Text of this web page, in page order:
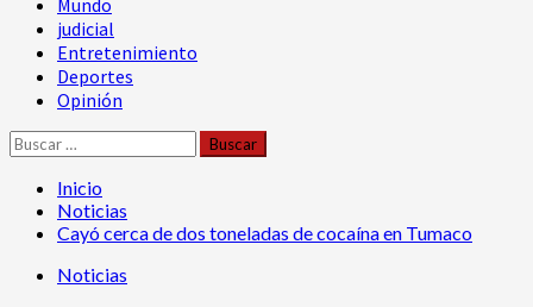
Mundo
judicial
Entretenimiento
Deportes
Opinión
Buscar:
Inicio
Noticias
Cayó cerca de dos toneladas de cocaína en Tumaco
Noticias